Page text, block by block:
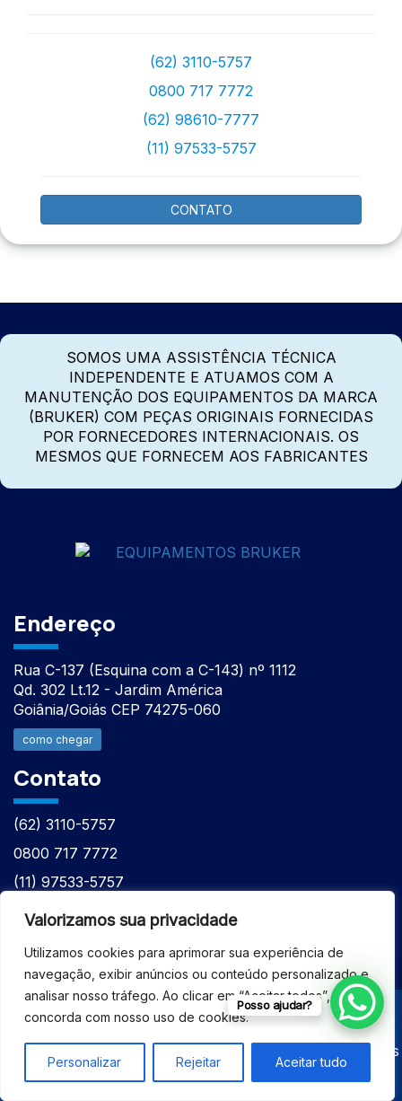
Valorizamos sua privacidade
Utilizamos cookies para aprimorar sua experiência de
navegação, exibir anúncios ou conteúdo personalizado e
analisar nosso tráfego. Ao clicar em “Aceitar todos”, você
concorda com nosso uso de cookies.
Personalizar Rejeitar Aceitar tudo
(62) 3110-5757
0800 717 7772
(62) 98610-7777
(11) 97533-5757
CONTATO
SOMOS UMA ASSISTÊNCIA TÉCNICA
INDEPENDENTE E ATUAMOS COM A
MANUTENÇÃO DOS EQUIPAMENTOS DA MARCA
(BRUKER) COM PEÇAS ORIGINAIS FORNECIDAS
POR FORNECEDORES INTERNACIONAIS. OS
MESMOS QUE FORNECEM AOS FABRICANTES
Endereço
Rua C-137 (Esquina com a C-143) nº 1112
Qd. 302 Lt.12 - Jardim América
Goiânia/Goiás CEP 74275-060
como chegar
Contato
(62) 3110-5757
0800 717 7772
(11) 97533-5757
(62) 98610-7777
© 2026 - ASSISTÊNCIA TÉCNICA ESPECIALIZADA
EQUIPAMENTOS BRUKER - Todos os direitos reservados
Posso ajudar?